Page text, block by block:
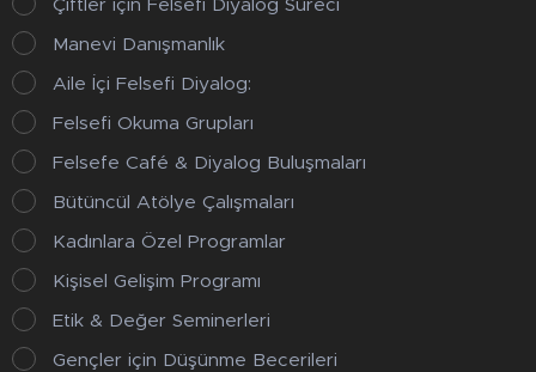
Manevi Danışmanlık
Aile İçi Felsefi Diyalog:
Felsefi Okuma Grupları
Felsefe Café & Diyalog Buluşmaları
Bütüncül Atölye Çalışmaları
Kadınlara Özel Programlar
Kişisel Gelişim Programı
Etik & Değer Seminerleri
Gençler için Düşünme Becerileri